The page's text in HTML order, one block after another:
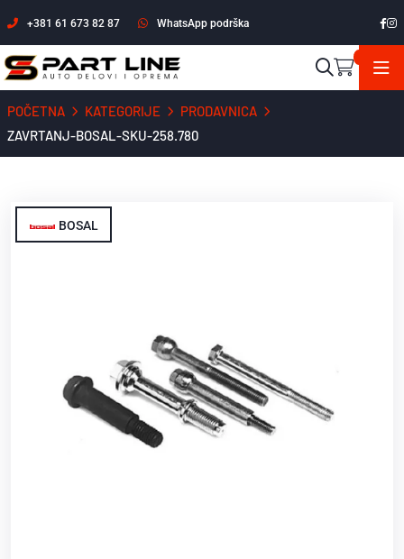
+381 61 673 82 87 WhatsApp podrška
POČETNA KATEGORIJE
PRODAVNICA
ZAVRTANJ-BOSAL-SKU-258.780
BOSAL